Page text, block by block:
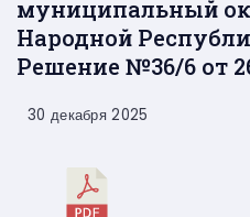
муниципальный
Народной
Решение №36/6 от
30 декабря 2025